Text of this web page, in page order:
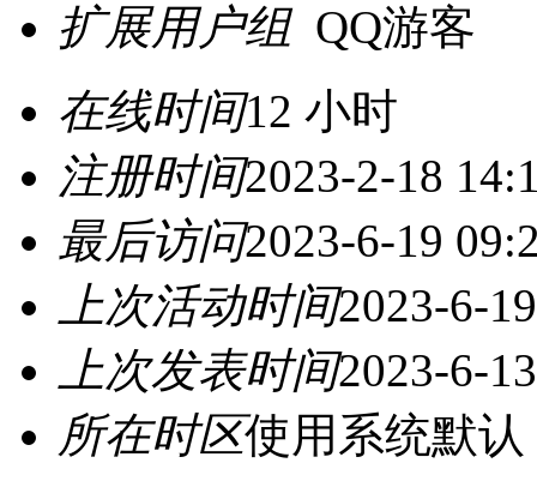
扩展用户组 QQ游客
在线时间12 小时
注册时间2023-2-18
最后访问2023-6-19
上次活动时间2023-6-
上次发表时间2023-6-
所在时区使用系统默认